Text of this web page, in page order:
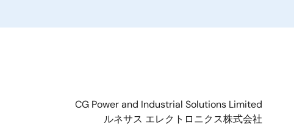
CG Power and Industrial Solutions Limited
ルネサス エレクトロニクス株式会社